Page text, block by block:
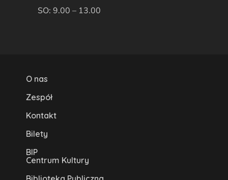
SO: 9.00 – 13.00
O nas
Zespół
Kontakt
Bilety
BIP
Centrum Kultury